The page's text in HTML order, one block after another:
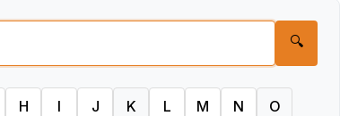
🔍
H I J K L M N O